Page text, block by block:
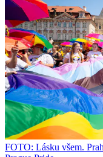
FOTO: Lásku všem.